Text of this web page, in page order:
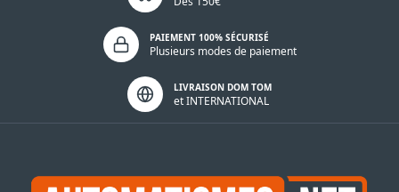
PAIEMENT 100% SÉCURISÉ
Plusieurs modes de paiement
LIVRAISON DOM TOM
et INTERNATIONAL